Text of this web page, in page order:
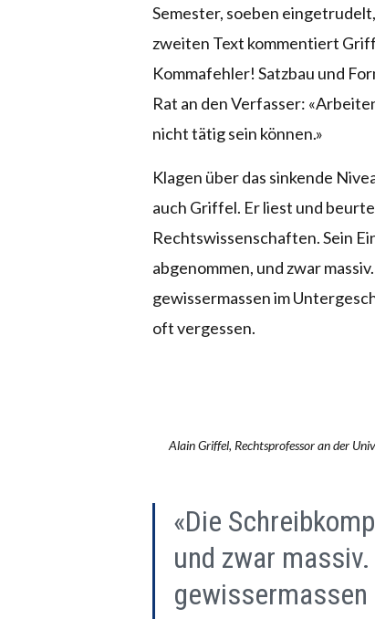
Semester, soeben
zweiten Text kommentiert
Kommafehler! Satzbau und
Rat an den Verfasser:
nicht tätig sein können.»
Klagen über das sinkende
auch Griffel. Er liest und
Rechtswissenschaften. Sein
abgenommen, und zwar
gewissermassen im
oft vergessen.
Alain Griffel, Rechtsprofessor an der
«Die
und zwar